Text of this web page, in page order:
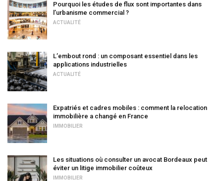
Pourquoi les études de flux sont importantes dans
l’urbanisme commercial ?
ACTUALITÉ
L’embout rond : un composant essentiel dans les
applications industrielles
ACTUALITÉ
Expatriés et cadres mobiles : comment la relocation
immobilière a changé en France
IMMOBILIER
Les situations où consulter un avocat Bordeaux peut
éviter un litige immobilier coûteux
IMMOBILIER